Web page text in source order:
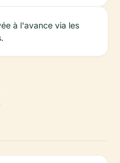
à l'avance via les